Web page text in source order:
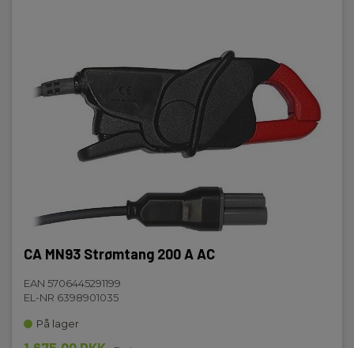
CA MN93 Strømtang 200 A AC
EAN 5706445291199
EL-NR 6398901035
På lager